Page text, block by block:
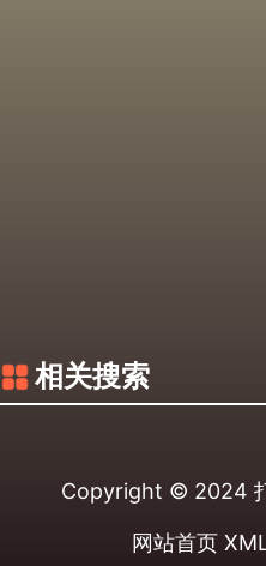
相关搜索
Copyright © 2024
网站首页